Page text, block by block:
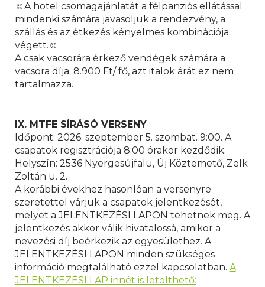
☺︎A hotel csomagajánlatát a félpanziós ellátással
mindenki számára javasoljuk a rendezvény, a
szállás és az étkezés kényelmes kombinációja
végett.☺︎
A csak vacsorára érkező vendégek számára a
vacsora díja: 8.900 Ft/ fő, azt italok árát ez nem
tartalmazza.
IX. MTFE SÍRÁSÓ VERSENY
Időpont: 2026. szeptember 5. szombat. 9:00. A
csapatok regisztrációja 8:00 órakor kezdődik.
Helyszín: 2536 Nyergesújfalu, Új Köztemető, Zelk
Zoltán u. 2.
A korábbi évekhez hasonlóan a versenyre
szeretettel várjuk a csapatok jelentkezését,
melyet a JELENTKEZÉSI LAPON tehetnek meg. A
jelentkezés akkor válik hivatalossá, amikor a
nevezési díj beérkezik az egyesülethez. A
JELENTKEZÉSI LAPON minden szükséges
információ megtalálható ezzel kapcsolatban. A
JELENTKEZÉSI LAP innét is letölthető: